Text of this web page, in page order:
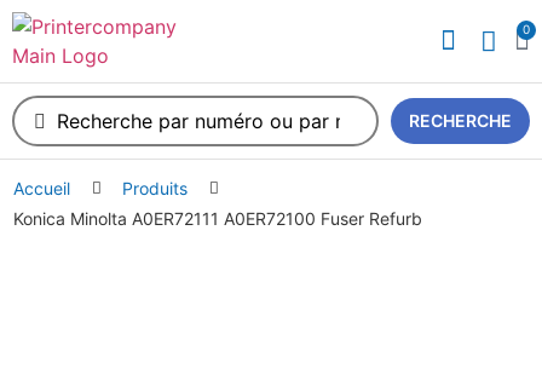
0
RECHERCHE
Accueil
Produits
Konica Minolta A0ER72111 A0ER72100 Fuser Refurb